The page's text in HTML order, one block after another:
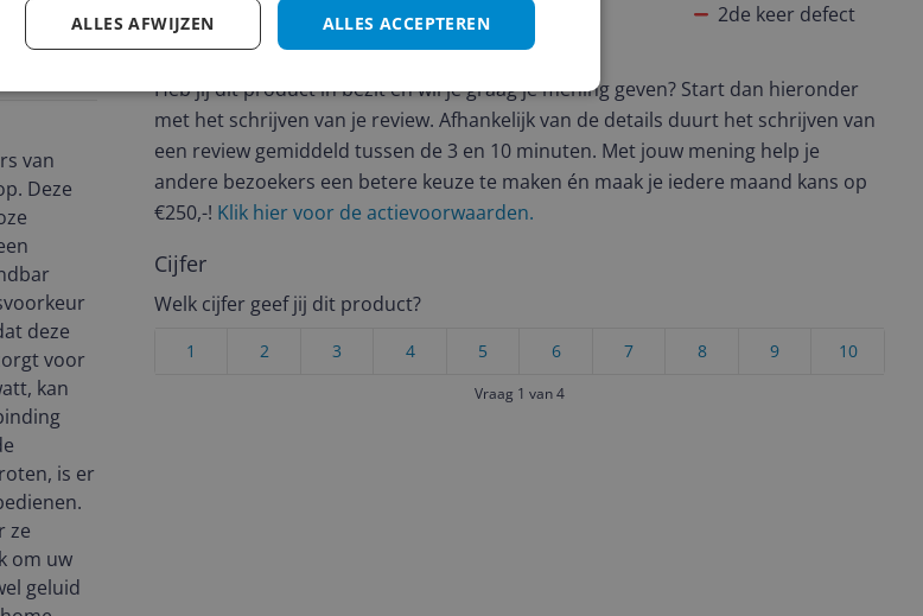
van
Deze
deze
voor
kan
is er
ze
om uw
geluid
2de keer defect
Schrijf een review
Heb jij dit product in bezit en wil je graag je mening geven? Start dan hieronder
met het schrijven van je review. Afhankelijk van de details duurt het schrijven van
een review gemiddeld tussen de 3 en 10 minuten. Met jouw mening help je
andere bezoekers een betere keuze te maken én maak je iedere maand kans op
€250,-! Klik hier voor de actievoorwaarden.
Cijfer
Welk cijfer geef jij dit product?
10
9
8
7
6
5
4
3
2
1
Vraag 1 van 4
ALLES ACCEPTEREN
ALLES AFWIJZEN